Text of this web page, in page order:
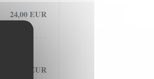
24,00 EUR
23,00 EUR